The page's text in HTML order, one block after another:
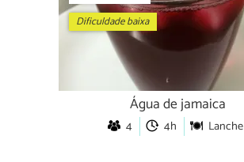
Dificuldade baixa
Água de jamaica
4 4h Lanche